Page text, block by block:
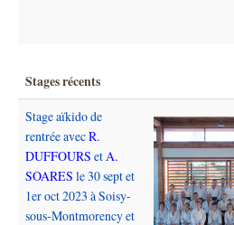
Stages récents
Stage aïkido de
rentrée avecR.
DUFFOURS etA.
SOARES le 30 sept et
1er oct 2023 à Soisy-
sous-Montmorency et